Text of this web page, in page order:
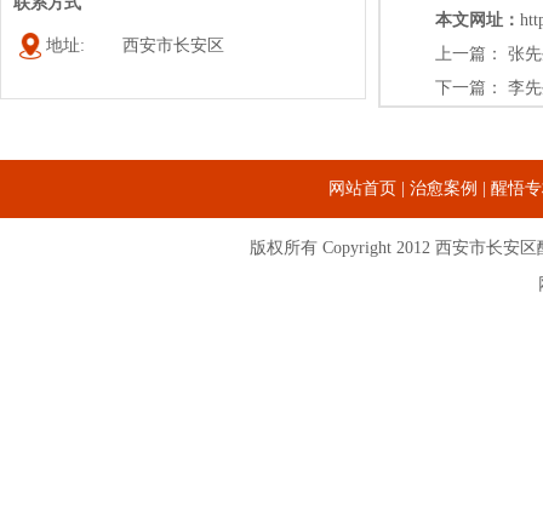
地址: 西安市长安区
本文网址：
上一篇： 张
下一篇： 李
网站首页 治愈案例 醒悟
版权所有 Copyright 2012 西安市长安区